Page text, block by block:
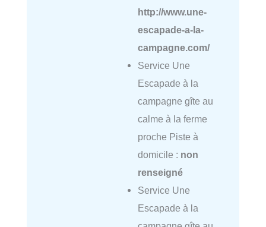
http://www.une-
escapade-a-la-
campagne.com/
Service Une
Escapade à la
campagne gîte au
calme à la ferme
proche Piste à
domicile : non
renseigné
Service Une
Escapade à la